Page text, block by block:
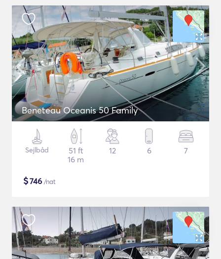
Beneteau Oceanis 50 Family
Sejlbåd
51 ft
16 m
12 6 7
$746 /nat